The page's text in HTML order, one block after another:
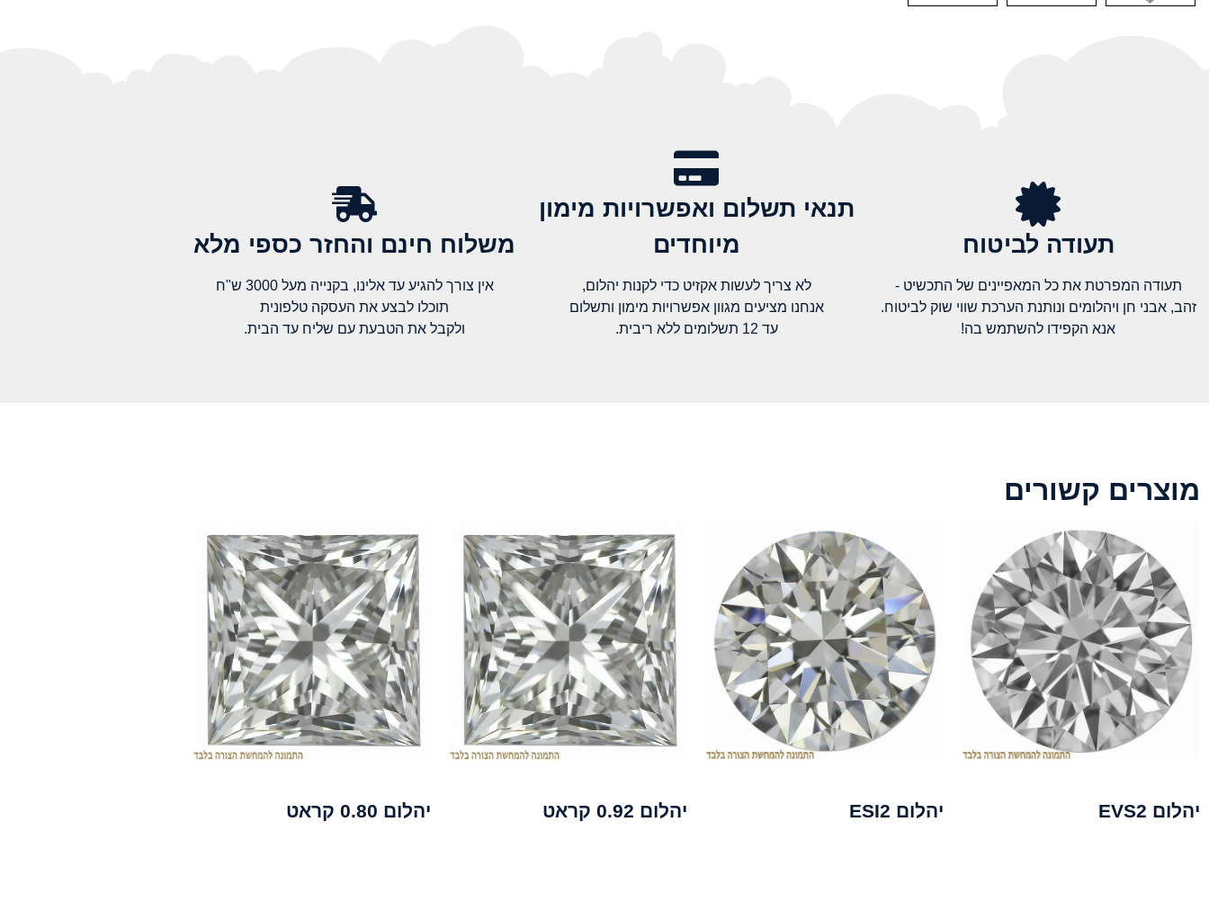
תעודה לביטוח
תעודה המפרטת את כל המאפיינים של התכשיט -
זהב, אבני חן ויהלומים ונותנת הערכת שווי שוק לביטוח.
אנא הקפידו להשתמש בה!
תנאי תשלום ואפשרויות מימון
מיוחדים
לא צריך לעשות אקזיט כדי לקנות יהלום,
אנחנו מציעים מגוון אפשרויות מימון ותשלום
עד 12 תשלומים ללא ריבית.
משלוח חינם והחזר כספי מלא​
אין צורך להגיע עד אלינו, בקנייה מעל 3000 ש"ח
תוכלו לבצע את העסקה טלפונית
ולקבל את הטבעת עם שליח עד הבית.
מוצרים קשורים
יהלום EVS2 יהלום ESI2 יהלום 0.92 קראט יהלום 0.80 קראט